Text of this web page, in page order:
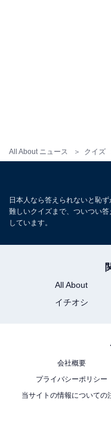
All About ニュース クイズ
日本人なら答えられないと恥
難しいクイズまで、ついつい
しています。
All About
イチオシ
会社概要
プライバシーポリシー
当サイトの情報についての